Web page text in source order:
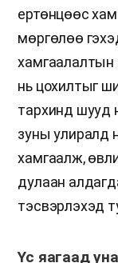
ертөнцөөс
мөргөлөө
хамгаалалтын
нь цохилтыг
тархинд шууд
зуны улиралд
хамгаалж,
дулаан
тэсвэрлэхэд
Үс яагаад